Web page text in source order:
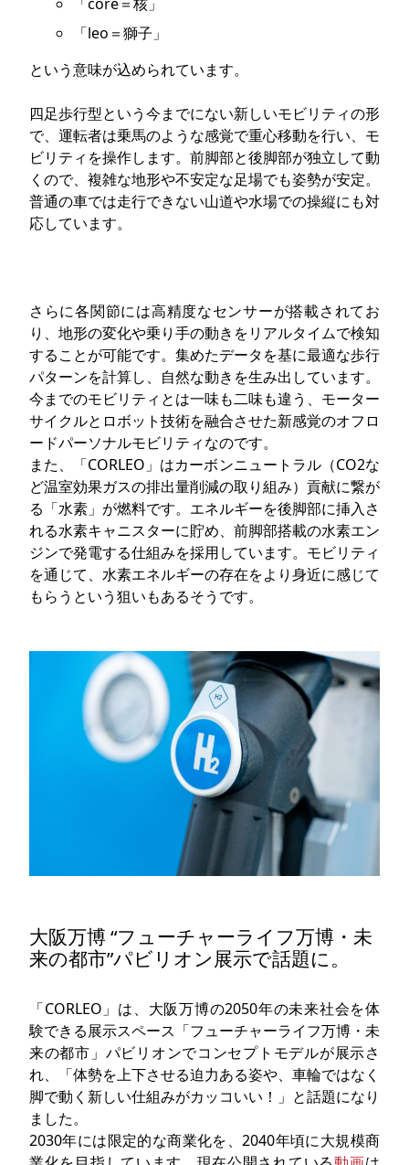
「leo＝獅子」
という意味が込められています。
四足歩行型という今までにない新しいモビリティの形
で、運転者は乗馬のような感覚で重心移動を行い、モ
ビリティを操作します。前脚部と後脚部が独立して動
くので、複雑な地形や不安定な足場でも姿勢が安定。
普通の車では走行できない山道や水場での操縦にも対
応しています。
さらに各関節には高精度なセンサーが搭載されてお
り、地形の変化や乗り手の動きをリアルタイムで検知
することが可能です。集めたデータを基に最適な歩行
パターンを計算し、自然な動きを生み出しています。
今までのモビリティとは一味も二味も違う、モーター
サイクルとロボット技術を融合させた新感覚のオフロ
ードパーソナルモビリティなのです。
また、「CORLEO」はカーボンニュートラル（CO2な
ど温室効果ガスの排出量削減の取り組み）貢献に繋が
る「水素」が燃料です。エネルギーを後脚部に挿入さ
れる水素キャニスターに貯め、前脚部搭載の水素エン
ジンで発電する仕組みを採用しています。モビリティ
を通じて、水素エネルギーの存在をより身近に感じて
もらうという狙いもあるそうです。
大阪万博 “フューチャーライフ万博・未
来の都市”パビリオン展示で話題に。
「CORLEO」は、大阪万博の2050年の未来社会を体
験できる展示スペース「フューチャーライフ万博・未
来の都市」パビリオンでコンセプトモデルが展示さ
れ、「体勢を上下させる迫力ある姿や、車輪ではなく
脚で動く新しい仕組みがカッコいい！」と話題になり
ました。
2030年には限定的な商業化を、2040年頃に大規模商